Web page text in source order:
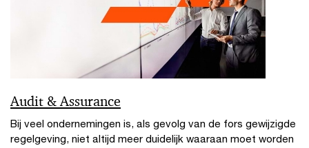
Audit & Assurance
Bij veel ondernemingen is, als gevolg van de fors gewijzigde
regelgeving, niet altijd meer duidelijk waaraan moet worden